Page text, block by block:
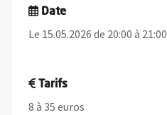
Date
Le 15.05.2026 de 20:00 à 21:00
Tarifs
8 à 35 euros